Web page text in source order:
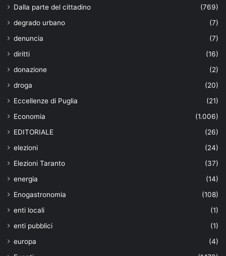
Dalla parte del cittadino
(769)
degrado urbano
(7)
denuncia
(7)
diritti
(16)
donazione
(2)
droga
(20)
Eccellenze di Puglia
(21)
Economia
(1.006)
EDITORIALE
(26)
elezioni
(24)
Elezioni Taranto
(37)
energia
(14)
Enogastronomia
(108)
enti locali
(1)
enti pubblici
(1)
europa
(4)